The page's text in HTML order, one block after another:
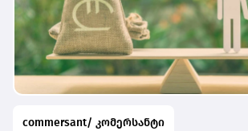
commersant/ კომერსანტი